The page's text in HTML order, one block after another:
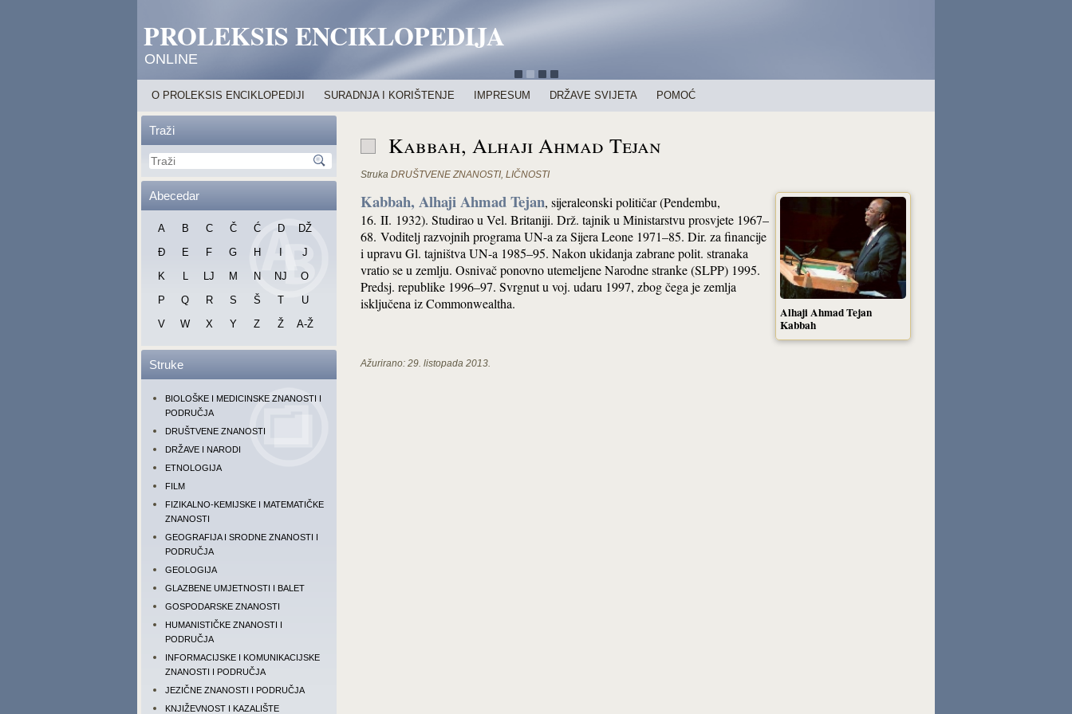
PROLEKSIS ENCIKLOPEDIJA
ONLINE
O PROLEKSIS ENCIKLOPEDIJI SURADNJA I KORIŠTENJE IMPRESUM DRŽAVE SVIJETA POMOĆ
Traži
Abecedar
A B C Č Ć D
DŽ
Đ
E F G H
J
K
L LJ M N NJ
O
P
Q R S Š T
U
V
W X Y Z Ž A-Ž
Struke
BIOLOŠKE I MEDICINSKE ZNANOSTI I
PODRUČJA
DRUŠTVENE ZNANOSTI
DRŽAVE I NARODI
ETNOLOGIJA
FILM
FIZIKALNO-KEMIJSKE I MATEMATIČKE
ZNANOSTI
GEOGRAFIJA I SRODNE ZNANOSTI I
PODRUČJA
GEOLOGIJA
GLAZBENE UMJETNOSTI I BALET
GOSPODARSKE ZNANOSTI
HUMANISTIČKE ZNANOSTI I
PODRUČJA
INFORMACIJSKE I KOMUNIKACIJSKE
ZNANOSTI I PODRUČJA
JEZIČNE ZNANOSTI I PODRUČJA
KNJIŽEVNOST I KAZALIŠTE
Kabbah, Alhaji Ahmad Tejan
Struka DRUŠTVENE ZNANOSTI, LIČNOSTI
Alhaji Ahmad Tejan
Kabbah
Kabbah, Alhaji Ahmad Tejan, sijeraleonski političar (Pendembu,
16. II. 1932). Studirao u Vel. Britaniji. Drž. tajnik u Ministarstvu prosvjete 1967–
68. Voditelj razvojnih programa UN-a za Sijera Leone 1971–85. Dir. za financije
i upravu Gl. tajništva UN-a 1985–95. Nakon ukidanja zabrane polit. stranaka
vratio se u zemlju. Osnivač ponovno utemeljene Narodne stranke (SLPP) 1995.
Predsj. republike 1996–97. Svrgnut u voj. udaru 1997, zbog čega je zemlja
isključena iz Commonwealtha.
Ažurirano: 29. listopada 2013.